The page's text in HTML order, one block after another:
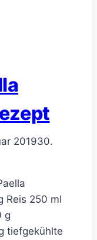
201930.
Reis 250 ml
g
tiefgekühlte